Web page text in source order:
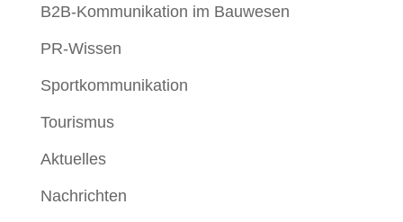
B2B-Kommunikation im Bauwesen
PR-Wissen
Sportkommunikation
Tourismus
Aktuelles
Nachrichten